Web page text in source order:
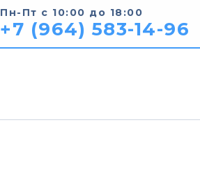
Пн-Пт с 10:00 до 18:00
+7 (964) 583-14-96